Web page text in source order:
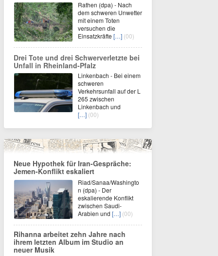
Rathen (dpa) - Nach
dem schweren Unwetter
mit einem Toten
versuchen die
Einsatzkräfte […] (00)
Drei Tote und drei Schwerverletzte bei
Unfall in Rheinland-Pfalz
Linkenbach - Bei einem
schweren
Verkehrsunfall auf der L
265 zwischen
Linkenbach und
[…] (00)
Neue Hypothek für Iran-Gespräche:
Jemen-Konflikt eskaliert
Riad/Sanaa/Washingto
n (dpa) - Der
eskalierende Konflikt
zwischen Saudi-
Arabien und […] (00)
Rihanna arbeitet zehn Jahre nach
ihrem letzten Album im Studio an
neuer Musik